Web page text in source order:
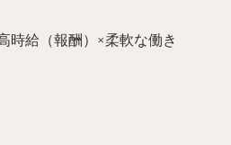
時給（報酬）×柔軟な働き